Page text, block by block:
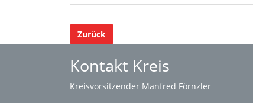
Zurück
Kontakt Kreis
Kreisvorsitzender Manfred Förnzler